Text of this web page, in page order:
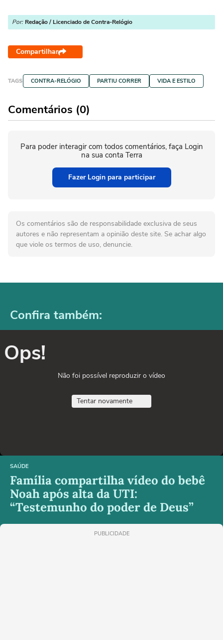
Por: Redação / Licenciado de Contra-Relógio
Compartilhar
TAGS CONTRA-RELÓGIO PARTIU CORRER VIDA E ESTILO
Comentários (0)
Para poder interagir com todos comentários, faça Login
na sua conta Terra
Fazer Login para participar
Os comentários são de responsabilidade exclusiva de seus
autores e não representam a opinião deste site. Se achar algo
que viole os termos de uso, denuncie.
Confira também:
Ops!
Não foi possível reproduzir o vídeo
Tentar novamente
SAÚDE
Família compartilha vídeo do bebê
Noah após alta da UTI:
“Testemunho do poder de Deus”
PUBLICIDADE